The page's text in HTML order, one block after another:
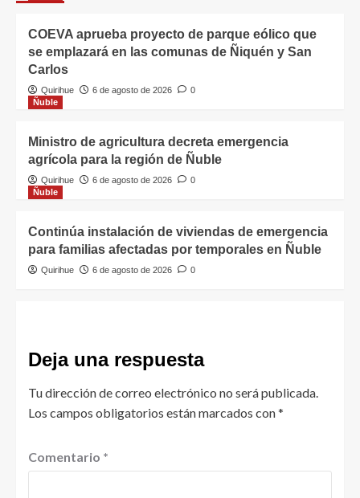
COEVA aprueba proyecto de parque eólico que
se emplazará en las comunas de Ñiquén y San
Carlos
Quirihue 6 de agosto de 2026
0
Ñuble
Ministro de agricultura decreta emergencia
agrícola para la región de Ñuble
Quirihue 6 de agosto de 2026
0
Ñuble
Continúa instalación de viviendas de emergencia
para familias afectadas por temporales en Ñuble
Quirihue 6 de agosto de 2026 0
Deja una respuesta
Tu dirección de correo electrónico no será publicada.
Los campos obligatorios están marcados con*
Comentario *